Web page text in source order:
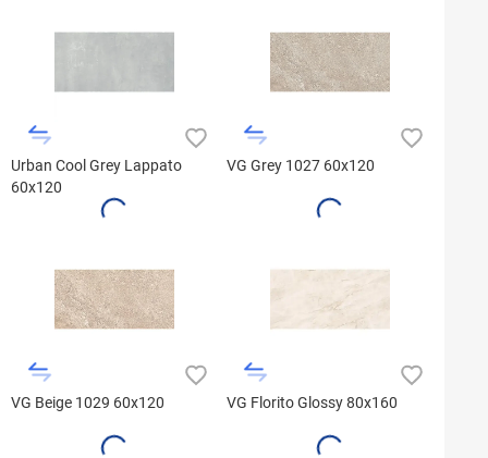
Urban Cool Grey Lappato
60x120
VG Grey 1027 60x120
VG Beige 1029 60x120 VG Florito Glossy 80x160